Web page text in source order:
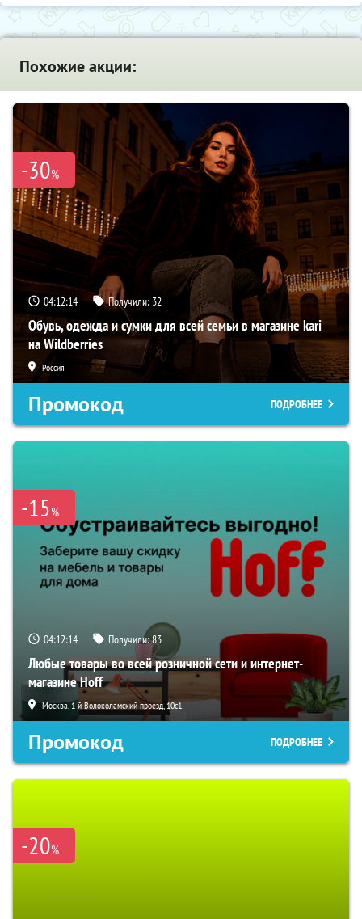
Похожие акции:
-30%
04:12:13 Получили: 32
Обувь, одежда и сумки для всей семьи в магазине kari
на Wildberries
Россия
Промокод ПОДРОБНЕЕ
-15%
04:12:13 Получили:83
Любые товары во всей розничной сети и интернет-
магазине Hoff
Москва, 1-й Волоколамский проезд, 10с1
Промокод ПОДРОБНЕЕ
-20%